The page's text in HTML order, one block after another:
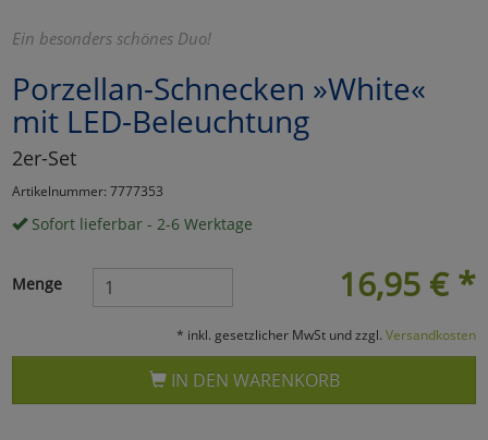
Ein besonders schönes Duo!
Porzellan-Schnecken »White«
mit LED-Beleuchtung
2er-Set
Artikelnummer: 7777353
Sofort lieferbar - 2-6 Werktage
16,95 € *
Menge
* inkl. gesetzlicher MwSt und zzgl. Versandkosten
IN DEN WARENKORB
Marketing
Umfragetools
Cookies
Einstellungen speichern
zu Haupptseite